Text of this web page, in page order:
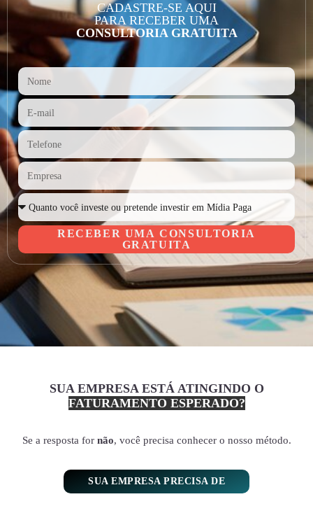
CADASTRE-SE AQUI
PARA RECEBER UMA
CONSULTORIA GRATUITA
RECEBER UMA CONSULTORIA
GRATUITA
SUA EMPRESA ESTÁ ATINGINDO O
FATURAMENTO ESPERADO?
Se a resposta for não, você precisa conhecer o nosso método.
SUA EMPRESA PRECISA DE